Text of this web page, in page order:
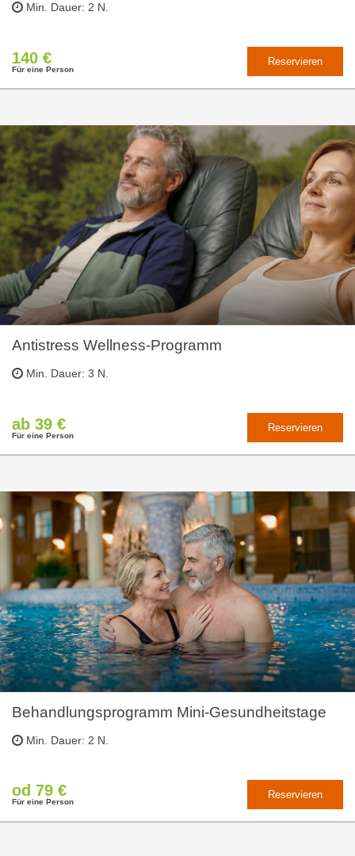
Min. Dauer: 2 N.
140 €
Für eine Person
Reservieren
Antistress Wellness-Programm
Min. Dauer: 3 N.
ab 39 €
Für eine Person
Reservieren
Behandlungsprogramm Mini-Gesundheitstage
Min. Dauer: 2 N.
od 79 €
Für eine Person
Reservieren